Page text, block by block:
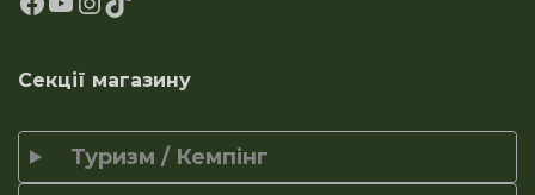
Секції магазину
Туризм / Кемпінг